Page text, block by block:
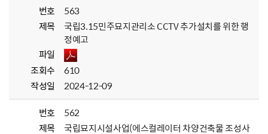
번호
563
제목
국립3.15민주묘지관리소 CCTV 추가설치를 위한 행
정예고
파일
조회수
610
작성일
2024-12-09
번호
562
제목
국립묘지시설사업(에스컬레이터 차양건축물 조성사